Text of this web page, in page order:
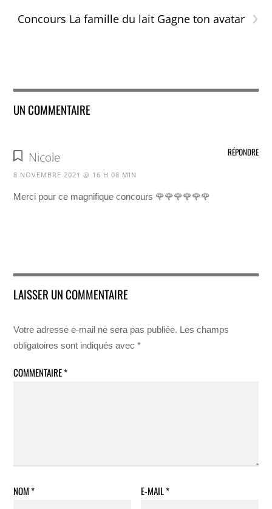
›
Concours La famille du lait Gagne ton avatar
UN COMMENTAIRE
Nicole
8 NOVEMBRE 2021 @ 16 H 08 MIN
Merci pour ce magnifique concours 🌹🌹🌹🌹🌹🌹
RÉPONDRE
LAISSER UN COMMENTAIRE
Votre adresse e-mail ne sera pas publiée. Les champs
obligatoires sont indiqués avec*
COMMENTAIRE*
NOM* E-MAIL*